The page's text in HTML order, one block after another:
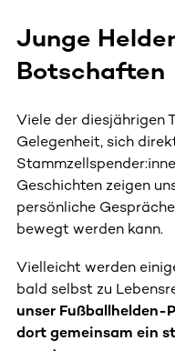
Junge
Botschaften
Viele der diesjährigen
Gelegenheit, sich
Geschichten zeigen
persönliche
bewegt werden kann.
Vielleicht werden
bald selbst zu
unser Fußballhelden-
dort gemeinsam ein